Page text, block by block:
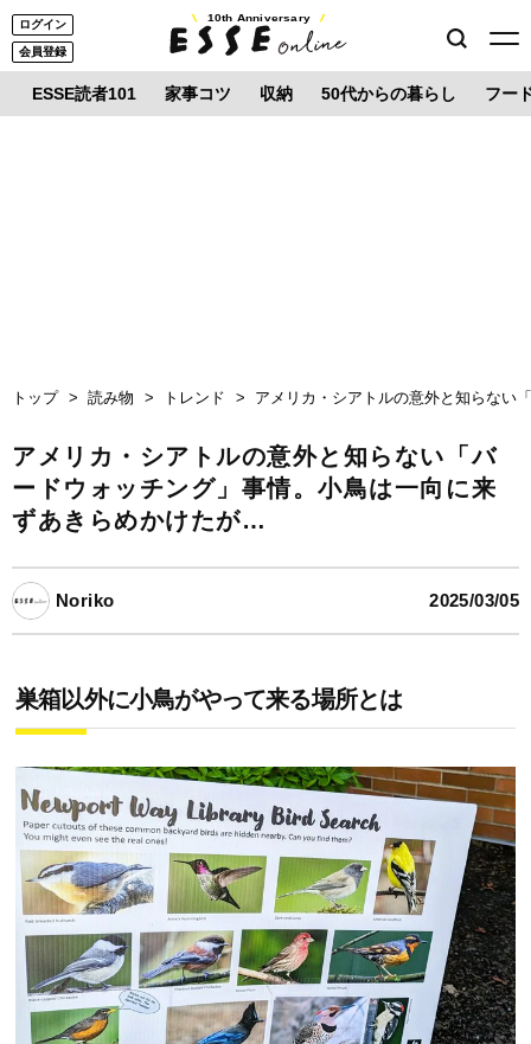
ログイン
会員登録
10th Anniversary
ESSE読者101 家事コツ 収納 50代からの暮らし フー
トップ 読み物 トレンド アメリカ・シアトルの意外と知らない
アメリカ・シアトルの意外と知らない「バ
ードウォッチング」事情。小鳥は一向に来
ずあきらめかけたが…
Noriko 2025/03/05
巣箱以外に小鳥がやって来る場所とは